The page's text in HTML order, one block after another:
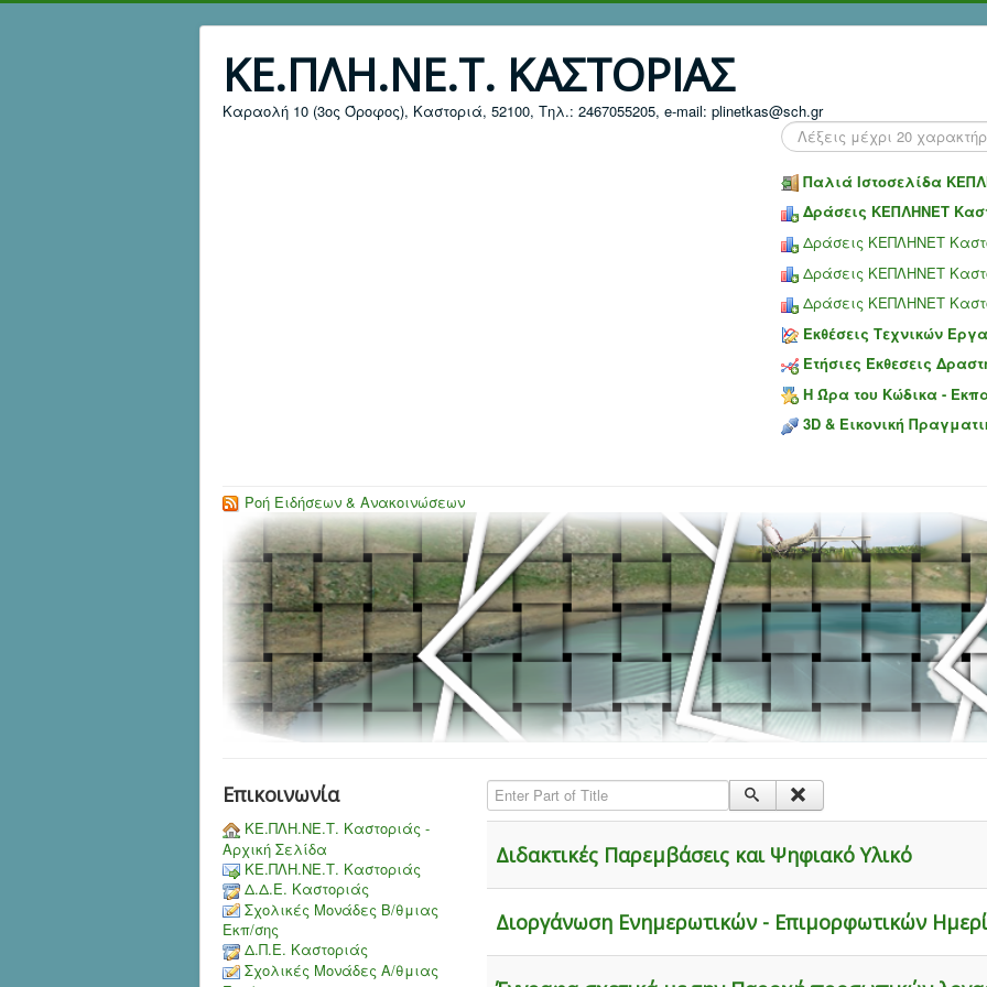
ΚΕ.ΠΛΗ.ΝΕ.Τ. ΚΑΣΤΟΡΙΑΣ
Καραολή 10 (3ος Όροφος), Καστοριά, 52100, Τηλ.: 2467055205, e-mail: plinetkas@sch.gr
Search
...
Παλιά Ιστοσελίδα
Δράσεις ΚΕΠΛΗΝΕΤ
Δράσεις ΚΕΠΛΗΝΕΤ
Δράσεις ΚΕΠΛΗΝΕΤ
Δράσεις ΚΕΠΛΗΝΕΤ
Εκθέσεις Τεχνικών
Ετήσιες Έκθεσεις
Η Ώρα του Κώδικα -
3D & Εικονική
Ροή Ειδήσεων & Ανακοινώσεων
Επικοινωνία
ΚΕ.ΠΛΗ.ΝΕ.Τ. Καστοριάς -
Αρχική Σελίδα
ΚΕ.ΠΛΗ.ΝΕ.Τ. Καστοριάς
Δ.Δ.Ε. Καστοριάς
Σχολικές Μονάδες Β/θμιας
Εκπ/σης
Δ.Π.Ε. Καστοριάς
Σχολικές Μονάδες Α/θμιας
Enter Part of Title
Διδακτικές Παρεμβάσεις και Ψηφιακό Υλικό
Διοργάνωση Ενημερωτικών - Επιμορφωτικών